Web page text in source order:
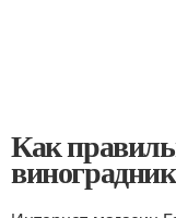
Как